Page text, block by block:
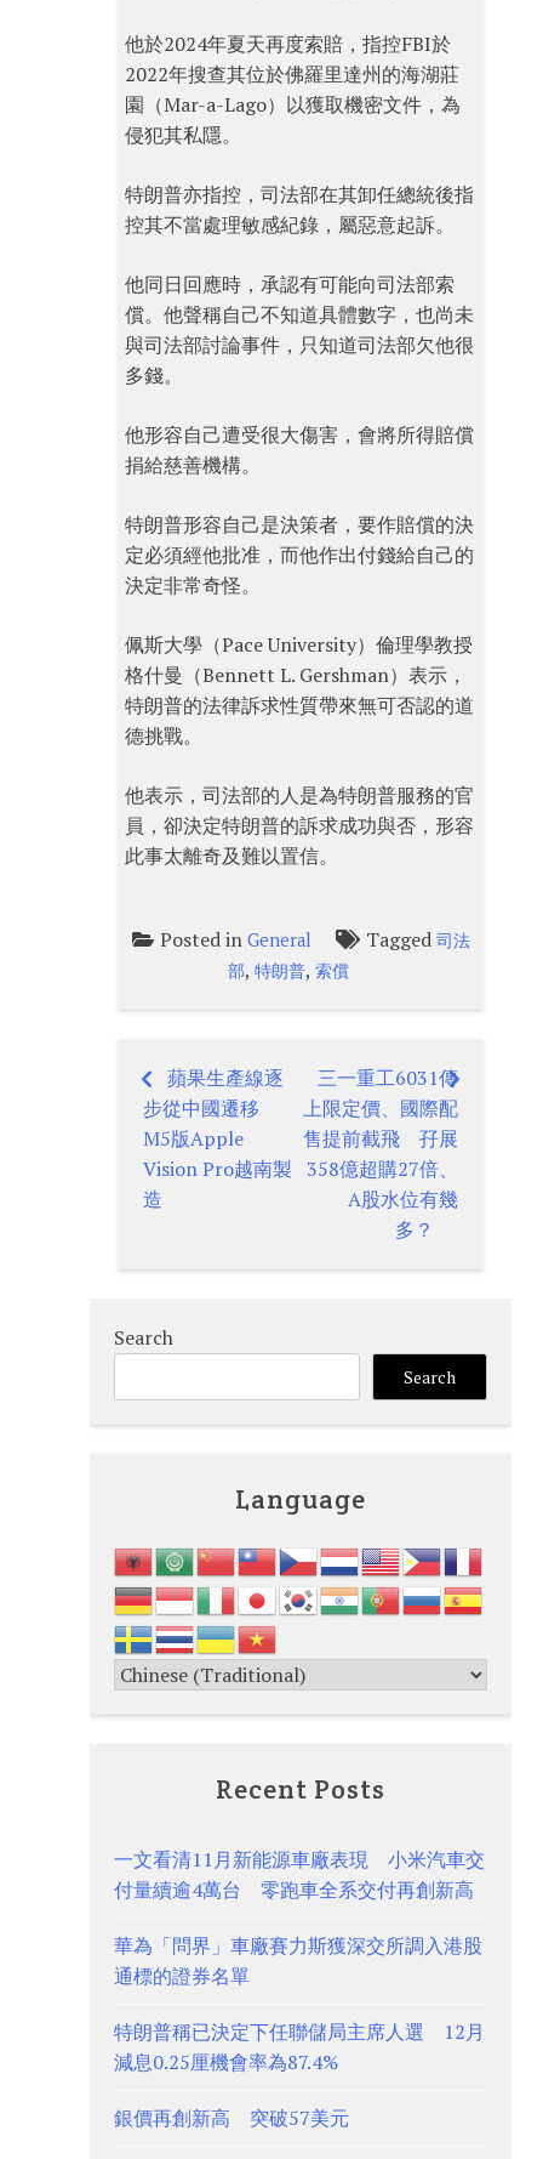
他於2024年夏天再度索賠，指控FBI於
2022年搜查其位於佛羅里達州的海湖莊
園（Mar-a-Lago）以獲取機密文件，為
侵犯其私隱。
特朗普亦指控，司法部在其卸任總統後指
控其不當處理敏感紀錄，屬惡意起訴。
他同日回應時，承認有可能向司法部索
償。他聲稱自己不知道具體數字，也尚未
與司法部討論事件，只知道司法部欠他很
多錢。
他形容自己遭受很大傷害，會將所得賠償
捐給慈善機構。
特朗普形容自己是決策者，要作賠償的決
定必須經他批准，而他作出付錢給自己的
決定非常奇怪。
佩斯大學（Pace University）倫理學教授
格什曼（Bennett L. Gershman）表示，
特朗普的法律訴求性質帶來無可否認的道
德挑戰。
他表示，司法部的人是為特朗普服務的官
員，卻決定特朗普的訴求成功與否，形容
此事太離奇及難以置信。
Posted in General Tagged 司法
部,特朗普,索償
Post
navigation
蘋果生產線逐
步從中國遷移
M5版Apple
Vision Pro越南製
造
三一重工6031傳
上限定價、國際配
售提前截飛 孖展
358億超購27倍、
A股水位有幾
多？
Search
Search
Language
Recent Posts
一文看清11月新能源車廠表現 小米汽車交
付量續逾4萬台 零跑車全系交付再創新高
華為「問界」車廠賽力斯獲深交所調入港股
通標的證券名單
特朗普稱已決定下任聯儲局主席人選 12月
減息0.25厘機會率為87.4%
銀價再創新高 突破57美元